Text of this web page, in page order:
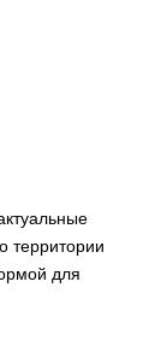
территории
для